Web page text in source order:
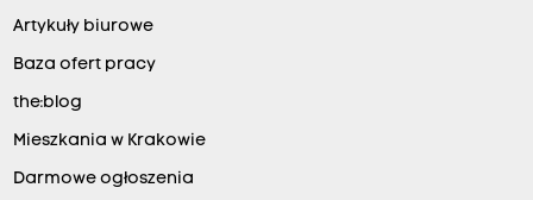
Artykuły biurowe
Baza ofert pracy
the:blog
Mieszkania w Krakowie
Darmowe ogłoszenia